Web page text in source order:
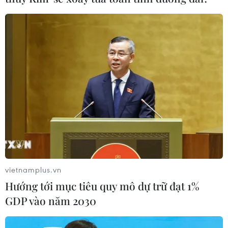
Taliban hiện đang chiếm giữ 70% diện tích lãnh
thổ Afghanistan./.
(TTXVN/Vietnam+)
vietnamplus.vn
Hướng tới mục tiêu quy mô dự trữ đạt 1%
GDP vào năm 2030